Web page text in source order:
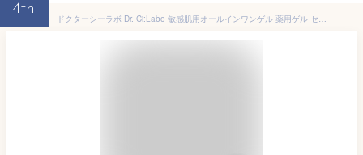
4th
ドクターシーラボ Dr. Ci:Labo 敏感肌用オールインワンゲル 薬用ゲル センシティブEX 50gセラミド 敏感肌用保湿ゲル敏感肌 低刺激処方 乾燥や刺激から守ります。マスク敏感肌 敏感肌特化ゲル クリーム 薬用保湿ゲル